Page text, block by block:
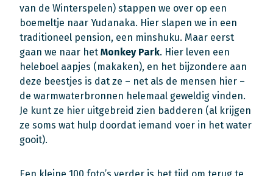
van de Winterspelen) stappen we over op een
boemeltje naar Yudanaka. Hier slapen we in een
traditioneel pension, een minshuku. Maar eerst
gaan we naar het Monkey Park. Hier leven een
heleboel aapjes (makaken), en het bijzondere aan
deze beestjes is dat ze – net als de mensen hier –
de warmwaterbronnen helemaal geweldig vinden.
Je kunt ze hier uitgebreid zien badderen (al krijgen
ze soms wat hulp doordat iemand voer in het water
gooit).